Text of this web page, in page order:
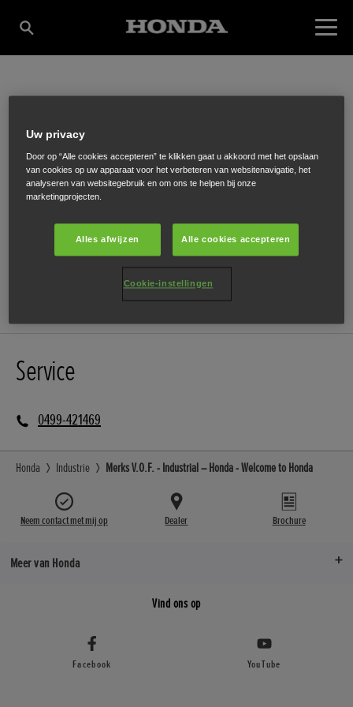
MERKS V.O.F.
Dorpstraat 102,Lieshout,5737 GE
ONTVANG EEN ROUTEBESCHRIJVING
Service
0499-421469
Honda Industrie Merks V.O.F. - Industrial – Honda - Welcome to Honda
Neem contact met mij op Dealer Brochure
Meer van Honda
Vind ons op
Facebook YouTube
Uw privacy
Door op “Alle cookies accepteren” te klikken gaat u akkoord met het opslaan
van cookies op uw apparaat voor het verbeteren van websitenavigatie, het
analyseren van websitegebruik en om ons te helpen bij onze
marketingprojecten.
Alles afwijzen Alle cookies accepteren
Cookie-instellingen